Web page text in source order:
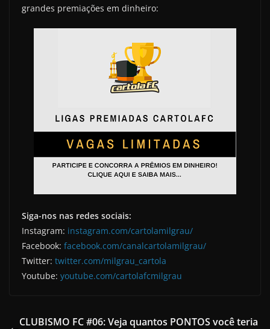
grandes premiações em dinheiro:
Siga-nos nas redes sociais:
Instagram: instagram.com/cartolamilgrau/
Facebook: facebook.com/canalcartolamilgrau/
Twitter: twitter.com/milgrau_cartola
Youtube: youtube.com/cartolafcmilgrau
CLUBISMO FC #06: Veja quantos PONTOS você teria